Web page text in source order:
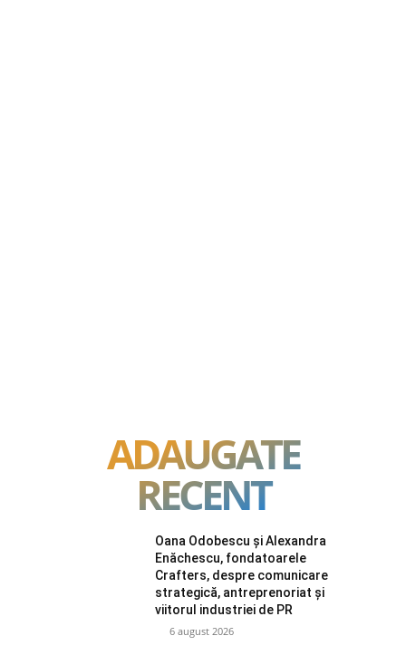
ADAUGATE
RECENT
Oana Odobescu și Alexandra
Enăchescu, fondatoarele
Crafters, despre comunicare
strategică, antreprenoriat și
viitorul industriei de PR
6 august 2026